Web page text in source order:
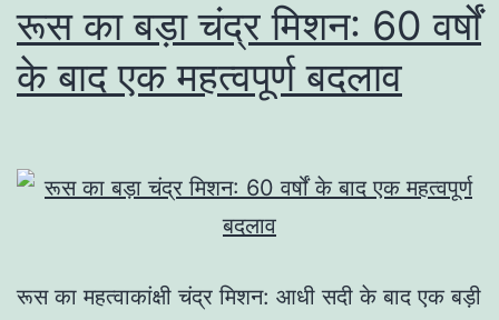
रूस का बड़ा चंद्र मिशन: 60 वर्षों
के बाद एक महत्वपूर्ण बदलाव
रूस का महत्वाकांक्षी चंद्र मिशन: आधी सदी के बाद एक बड़ी